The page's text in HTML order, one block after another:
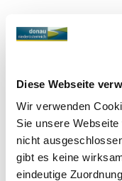
Diese Webseite
Wir verwenden
Sie unsere
nicht
gibt es keine
eindeutige